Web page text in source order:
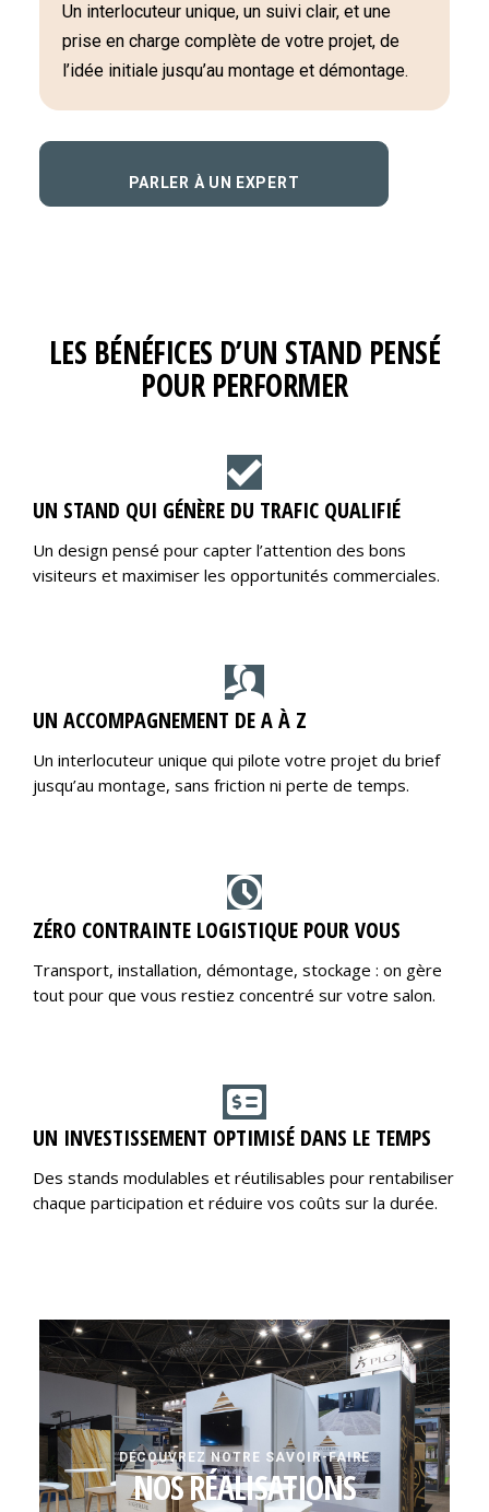
Un interlocuteur unique, un suivi clair, et une
prise en charge complète de votre projet, de
l’idée initiale jusqu’au montage et démontage.
PARLER À UN EXPERT
LES BÉNÉFICES D’UN STAND PENSÉ
POUR PERFORMER
UN STAND QUI GÉNÈRE DU TRAFIC QUALIFIÉ
Un design pensé pour capter l’attention des bons
visiteurs et maximiser les opportunités commerciales.
UN ACCOMPAGNEMENT DE A À Z
Un interlocuteur unique qui pilote votre projet du brief
jusqu’au montage, sans friction ni perte de temps.
ZÉRO CONTRAINTE LOGISTIQUE POUR VOUS
Transport, installation, démontage, stockage : on gère
tout pour que vous restiez concentré sur votre salon.
UN INVESTISSEMENT OPTIMISÉ DANS LE TEMPS
Des stands modulables et réutilisables pour rentabiliser
chaque participation et réduire vos coûts sur la durée.
DÉCOUVREZ NOTRE SAVOIR-FAIRE
NOS RÉALISATIONS